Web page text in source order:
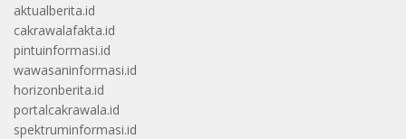
aktualberita.id
cakrawalafakta.id
pintuinformasi.id
wawasaninformasi.id
horizonberita.id
portalcakrawala.id
spektruminformasi.id